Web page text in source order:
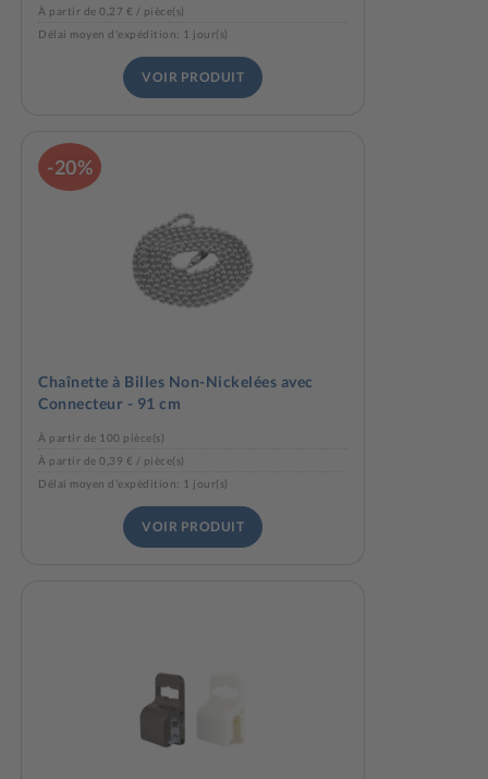
À partir de 0,27 € / pièce(s)
Délai moyen d'expédition: 1 jour(s)
VOIR PRODUIT
-20%
Chaînette à Billes Non-Nickelées avec
Connecteur - 91 cm
À partir de 100 pièce(s)
À partir de 0,39 € / pièce(s)
Délai moyen d'expédition: 1 jour(s)
VOIR PRODUIT